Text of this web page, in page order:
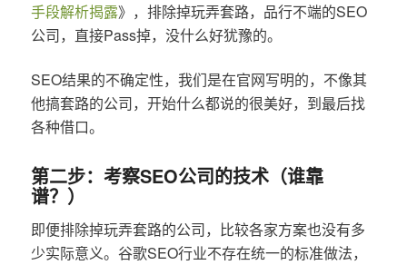
手段解析揭露》，排除掉玩弄套路，品行不端的SEO
公司，直接Pass掉，没什么好犹豫的。
SEO结果的不确定性，我们是在官网写明的，不像其
他搞套路的公司，开始什么都说的很美好，到最后找
各种借口。
第二步：考察SEO公司的技术（谁靠
谱？）
即便排除掉玩弄套路的公司，比较各家方案也没有多
少实际意义。谷歌SEO行业不存在统一的标准做法，